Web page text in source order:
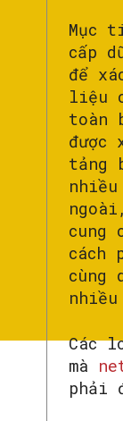
Mục
cấp
để
liệu
toàn
được
tảng
cung
cách
cùng
Các
mà
phải